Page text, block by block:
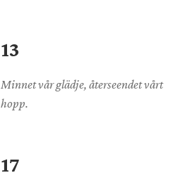
13
Minnet vår glädje, återseendet vårt
hopp.
17